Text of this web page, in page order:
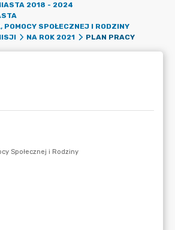
2018 - 2024
POMOCY SPOŁECZNEJ I RODZINY
NA ROK 2021 PLAN PRACY